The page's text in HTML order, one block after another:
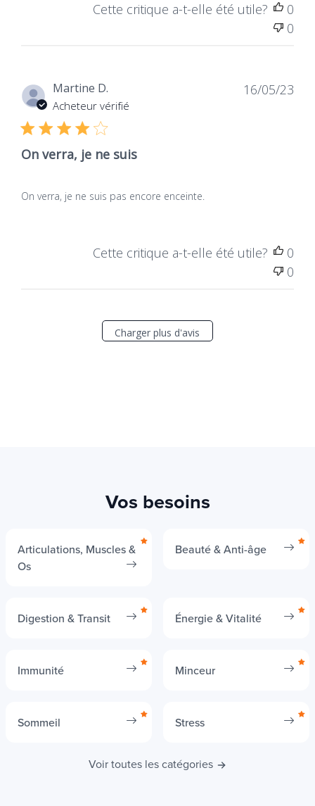
Cette critique a-t-elle été utile?
0
0
Martine D.
Acheteur vérifié
On verra, je ne suis
On verra, je ne suis pas encore enceinte.
16/05/23
Cette critique a-t-elle été utile?
0
0
Charger plus d'avis
Vos besoins
Articulations, Muscles &
Os
Beauté & Anti-âge
Digestion & Transit Énergie & Vitalité
Immunité Minceur
Sommeil Stress
Voir toutes les catégories